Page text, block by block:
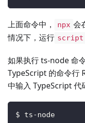
上面命令中， npx 会
情况下，运行
如果执行 ts-node 命
TypeScript 的命令行
中输入 TypeScript 代
$ ts-node